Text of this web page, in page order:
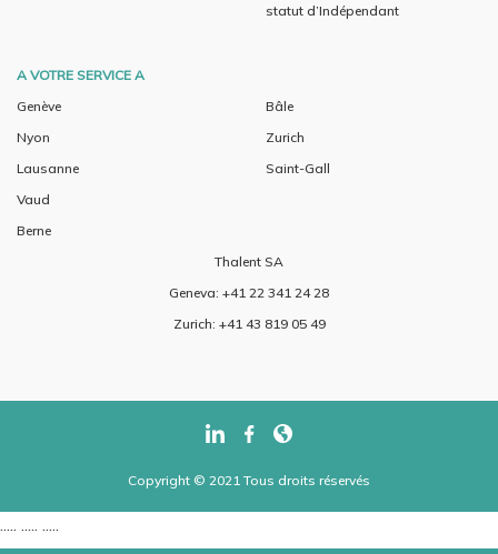
statut d’Indépendant
A VOTRE SERVICE A
Genève
Nyon
Lausanne
Vaud
Berne
Bâle
Zurich
Saint-Gall
Thalent SA
Geneva: +41 22 341 24 28
Zurich: +41 43 819 05 49
Copyright © 2021 Tous droits réservés
..... ..... .....